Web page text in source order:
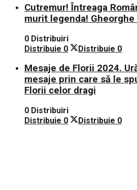
Cutremur! Întreaga
murit legenda!
0 Distribuiri
Distribuie 0 Distribuie 0
Mesaje de Florii 2024.
mesaje prin care să le
Florii celor dragi
0 Distribuiri
Distribuie 0 Distribuie 0